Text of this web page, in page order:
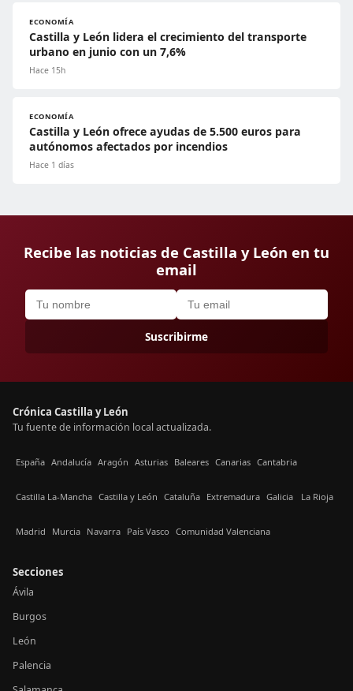
ECONOMÍA
Castilla y León lidera el crecimiento del transporte
urbano en junio con un 7,6%
Hace 15h
ECONOMÍA
Castilla y León ofrece ayudas de 5.500 euros para
autónomos afectados por incendios
Hace 1 días
Recibe las noticias de Castilla y León en tu
email
Suscribirme
Crónica Castilla y León
Tu fuente de información local actualizada.
España Andalucía Aragón Asturias Baleares Canarias Cantabria
Castilla La-Mancha Castilla y León Cataluña Extremadura Galicia La Rioja
Madrid Murcia Navarra País Vasco Comunidad Valenciana
Secciones
Ávila
Burgos
León
Palencia